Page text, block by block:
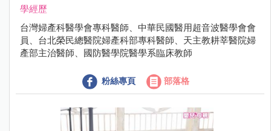
學經歷
台灣婦產科醫學會專科醫師、中華民國醫用超音波醫學會會
員、台北榮民總醫院婦產科部專科醫師、天主教耕莘醫院婦
產部主治醫師、國防醫學院醫學系臨床教師
粉絲專頁 部落格